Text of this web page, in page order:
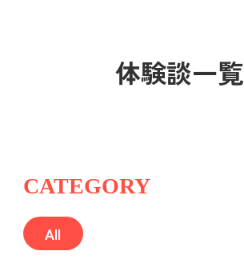
体験談一覧
CATEGORY
All